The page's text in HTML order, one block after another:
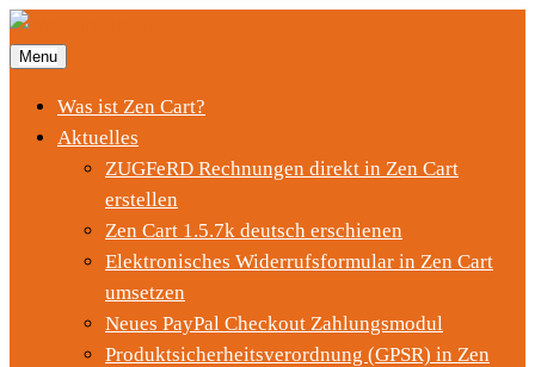
Menu
Was ist Zen Cart?
Aktuelles
ZUGFeRD Rechnungen direkt in Zen Cart
erstellen
Zen Cart 1.5.7k deutsch erschienen
Elektronisches Widerrufsformular in Zen Cart
umsetzen
Neues PayPal Checkout Zahlungsmodul
Produktsicherheitsverordnung (GPSR) in Zen